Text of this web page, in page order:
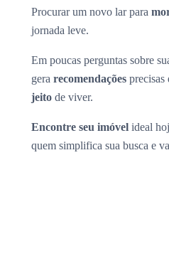
Procurar um novo lar para
jornada leve.
Em poucas perguntas sobre
gera recomendações precisas
jeito de viver.
Encontre seu imóvel ideal
quem simplifica sua busca e